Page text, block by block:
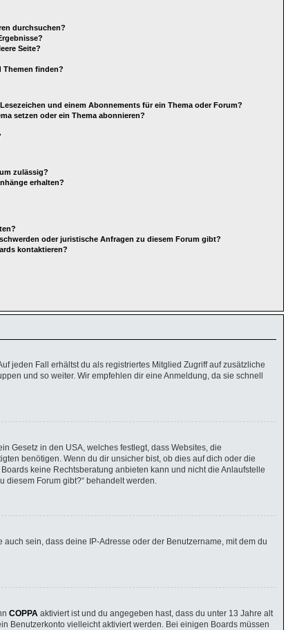
durchsuchen?
Seite?
Themen finden?
und einem Abonnements für ein Thema oder Forum?
setzen oder ein Thema abonnieren?
zulässig?
erhalten?
oder juristische Anfragen zu diesem Forum gibt?
kontaktieren?
jeden Fall erhältst du als registriertes Mitglied Zugriff auf zusätzliche
und so weiter. Wir empfehlen dir eine Anmeldung, da sie schnell
Gesetz in den USA, welches festlegt, dass Websites, die
benötigen. Wenn du dir unsicher bist, ob dies auf dich oder die
keine Rechtsberatung anbieten kann und nicht die Anlaufstelle
diesem Forum gibt?“ behandelt werden.
sein, dass deine IP-Adresse oder der Benutzername, mit dem du
COPPA aktiviert ist und du angegeben hast, dass du unter 13 Jahre alt
Benutzerkonto vielleicht aktiviert werden. Bei einigen Boards müssen